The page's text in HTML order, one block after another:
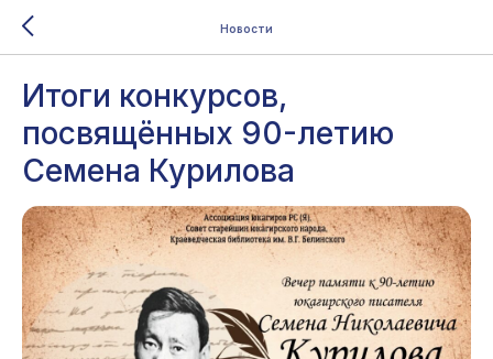
Новости
Итоги конкурсов,
посвящённых 90-летию
Семена Курилова